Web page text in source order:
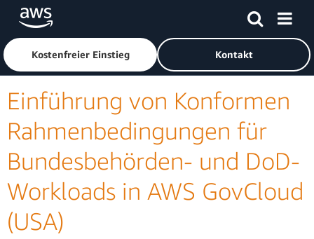
Überspringen zum Hauptinhalt
Klicken Sie hier, um zur Amazon Web Services-Startseite
Kostenfreier Einstieg Kontakt
Einführung von Konformen
Rahmenbedingungen für
Bundesbehörden- und DoD-
Workloads in AWS GovCloud
(USA)